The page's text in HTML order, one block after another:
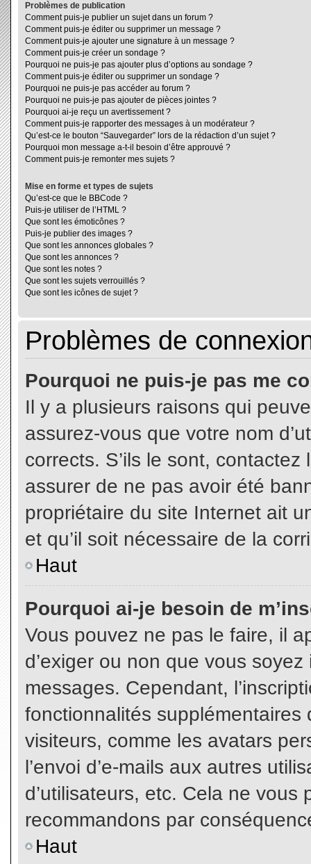
Problèmes de publication
Comment puis-je publier un sujet dans un forum ?
Comment puis-je éditer ou supprimer un message ?
Comment puis-je ajouter une signature à un message ?
Comment puis-je créer un sondage ?
Pourquoi ne puis-je pas ajouter plus d’options au sondage ?
Comment puis-je éditer ou supprimer un sondage ?
Pourquoi ne puis-je pas accéder au forum ?
Pourquoi ne puis-je pas ajouter de pièces jointes ?
Pourquoi ai-je reçu un avertissement ?
Comment puis-je rapporter des messages à un modérateur ?
Qu’est-ce le bouton “Sauvegarder” lors de la rédaction d’un sujet ?
Pourquoi mon message a-t-il besoin d’être approuvé ?
Comment puis-je remonter mes sujets ?
Mise en forme et types de sujets
Qu’est-ce que le BBCode ?
Puis-je utiliser de l’HTML ?
Que sont les émoticônes ?
Puis-je publier des images ?
Que sont les annonces globales ?
Que sont les annonces ?
Que sont les notes ?
Que sont les sujets verrouillés ?
Que sont les icônes de sujet ?
Problèmes de
Pourquoi ne puis-je pas me
Il y a plusieurs raisons qui
assurez-vous que votre nom
corrects. S’ils le sont,
assurer de ne pas avoir été
propriétaire du site Internet ait
et qu’il soit nécessaire de la
Haut
Pourquoi ai-je besoin de
Vous pouvez ne pas le faire, il
d’exiger ou non que vous
messages. Cependant,
fonctionnalités
visiteurs, comme les avatars
l’envoi d’e-mails aux autres
d’utilisateurs, etc. Cela ne vous
recommandons par
Haut